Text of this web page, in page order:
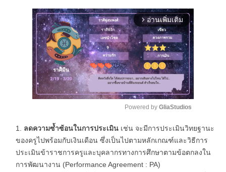
arrow_forward_ios อ่านเพิ่มเติม
M
e
Powered by GliaStudios
ลดความซ้ำซ้อนในการประเมิน เช่น จะมีการประเมินวิทยฐานะ
ของครูไปพร้อมกับเงินเดือน ซึ่งเป็นไปตามหลักเกณฑ์และวิธีการ
ประเมินข้าราชการครูและบุคลากรทางการศึกษาตามข้อตกลงใน
การพัฒนางาน (Performance Agreement : PA)